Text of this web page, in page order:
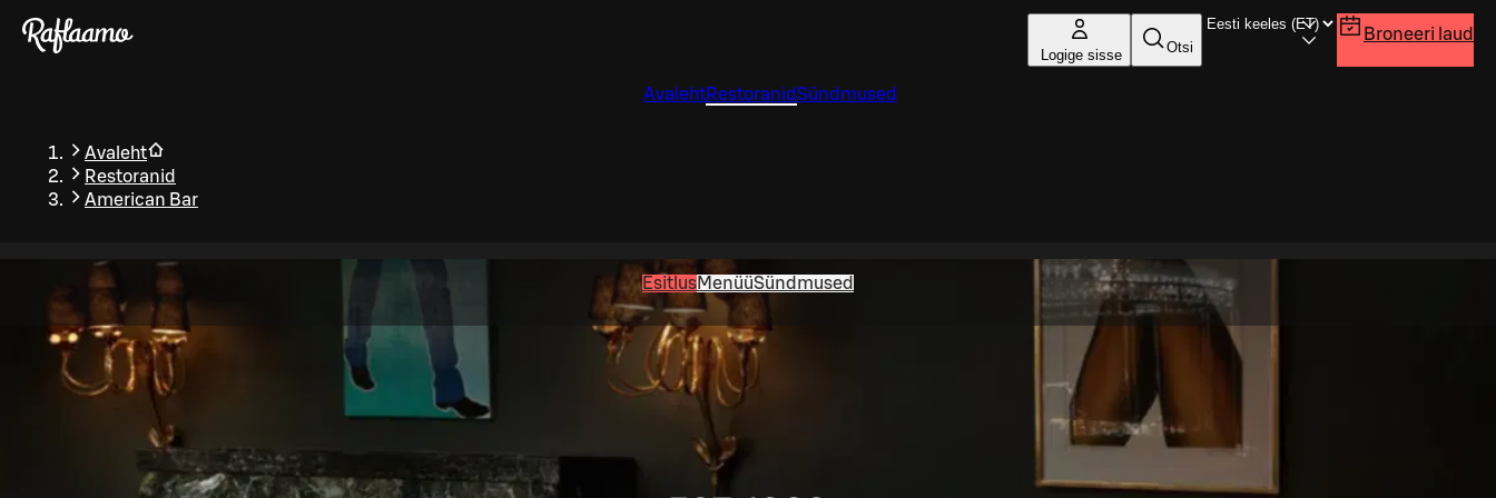
Liigu peamise sisu juurde
Logige sisse Otsi
Broneeri laud
AvalehtRestoranidSündmused
Avaleht
Restoranid
American Bar
EsitlusMenüüSündmused